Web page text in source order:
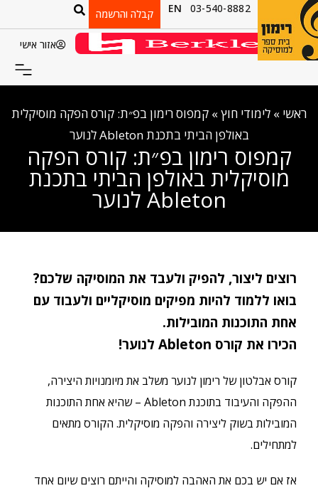
03-540-8882
EN קבלה והרשמה
אזור אישי
ראשי » לימודי חוץ» קמפוס רימון בפ״ת: קורס הפקה מוסיקלית
באולפן הביתי בתכנת Ableton לנוער
קמפוס רימון בפ״ת: קורס הפקה
מוסיקלית באולפן הביתי בתכנת
Ableton לנוער
רוצים ליצור, להפיק ולעבד את המוסיקה שלכם?
בואו ללמוד להיות מפיקים מוסיקליים ולעבוד עם
אחת התוכנות המובילות.
הכירו את קורס Ableton לנוער!
קורס אבלטון של רימון לנוער משלב את מיומנויות היצירה,
ההפקה והעיבוד בתוכנת Ableton – שהיא אחת התוכנות
המובילות בשוק ליצירה והפקה מוסיקלית. הקורס מתאים
למתחילים.
אז אם יש בכם את האהבה למוסיקה והייתם רוצים שיום אחד